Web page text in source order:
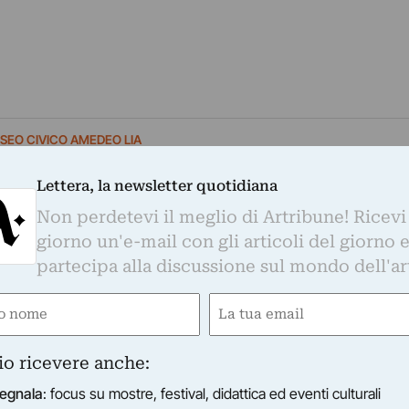
CIVICO AMEDEO LIA
straordinari capolavori raggiungono le raccolte del
Omaggio nel suo ventennale.
La Spezia (SP) 23/03/2017 –25/06/2017
LIA
Lettera, la newsletter quotidiana
Non perdetevi il meglio di Artribune! Ricevi
giorno un'e-mail con gli articoli del giorno e
partecipa alla discussione sul mondo
Email
ricevere anche:
: focus su mostre, festival, didattica ed eventi culturali